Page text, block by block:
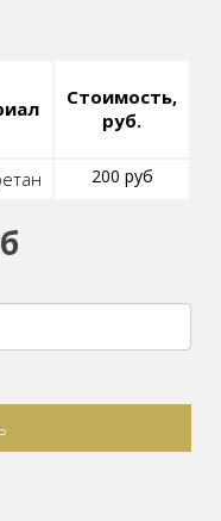
Стоимость,
руб.
200 руб